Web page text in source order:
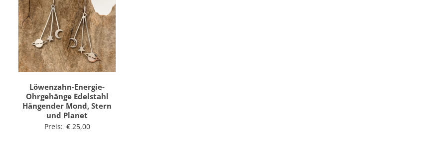
Löwenzahn-Energie-
Ohrgehänge Edelstahl
Hängender Mond, Stern
und Planet
Preis: €25,00